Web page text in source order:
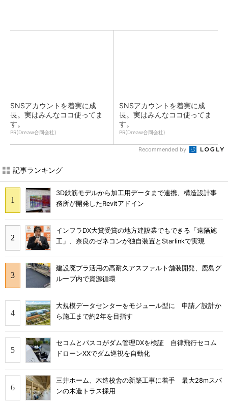
SNSアカウントを着実に成
長。実はみんなココ使ってま
す。
PR(Dreaw合同会社)
SNSアカウントを着実に成
長。実はみんなココ使ってま
す。
PR(Dreaw合同会社)
Recommended by
記事ランキング
3D鉄筋モデルから加工用データまで連携、構造設計事
務所が開発したRevitアドイン
インフラDX大賞受賞の地方建設業でもできる「遠隔施
工」、奈良のゼネコンが独自装置とStarlinkで実現
建設廃プラ活用の高耐久アスファルト舗装開発、鹿島グ
ループ内で資源循環
大規模データセンターをモジュール型に 申請／設計か
ら施工まで約2年を目指す
セコムとパスコがダム管理DXを検証 自律飛行セコム
ドローンXXでダム巡視を自動化
三井ホーム、木造校舎の新築工事に着手 最大28mスパ
ンの木造トラス採用